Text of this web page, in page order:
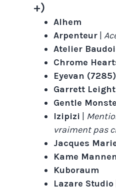
+)
Alhem
Arpenteur|
Atelier
Chrome
Eyevan (7285)
Garrett Leight|
Gentle
Izipizi
vraiment pas
Jacques
Kame
Kuboraum
Lazare Studio|